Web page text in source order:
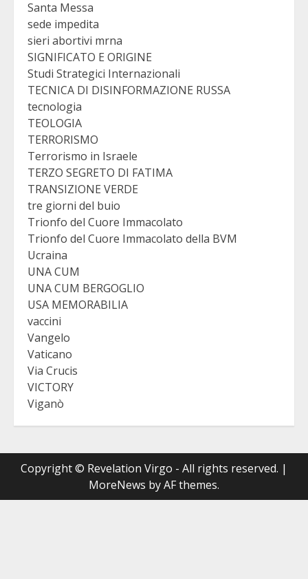
Santa Messa
sede impedita
sieri abortivi mrna
SIGNIFICATO E ORIGINE
Studi Strategici Internazionali
TECNICA DI DISINFORMAZIONE RUSSA
tecnologia
TEOLOGIA
TERRORISMO
Terrorismo in Israele
TERZO SEGRETO DI FATIMA
TRANSIZIONE VERDE
tre giorni del buio
Trionfo del Cuore Immacolato
Trionfo del Cuore Immacolato della BVM
Ucraina
UNA CUM
UNA CUM BERGOGLIO
USA MEMORABILIA
vaccini
Vangelo
Vaticano
Via Crucis
VICTORY
Viganò
Copyright © Revelation Virgo - All rights reserved. |
MoreNews by AF themes.